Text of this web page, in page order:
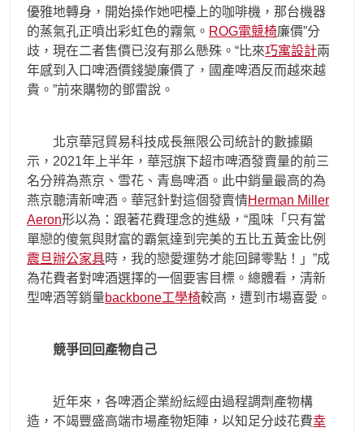
優雅地轉身，開始操作她吧檯上的咖啡機，那台機器
的蒸氣孔正噴出彩虹色的霧氣。 ROG電競椅廉價”分
歧，現在二者售價已沒有那么懸殊。“比來巧寓設計兩
年感到入口啤酒價錢變廉價了，國產啤酒反而越來越
貴。”前來購物的鄧雷說。
北京華冠貿易科技成長無限公司統計的數據顯
示，2021年上半年，華冠旗下超市啤酒發賣量的前三
名分辨為燕京、雪花、青島啤酒。此中銷量最高的為
燕京聽清新啤酒。華冠針對這個發賣情Herman Miller
Aeron形以為：跟著花費理念的進級，“風味「只有當
單戀的傻氣與財富的霸氣達到完美的五比五黃金比例
震旦辦公家具時，我的戀愛運勢才能回歸零點！」”成
為花費者對啤酒選擇的一個要害目標。總體看，清新
型啤酒等銷量backbone工學椅較高，遭到市場喜愛。
競爭回回產物自己
近年來，各啤酒企業紛紜經由過程調劑產物構
造，不竭豐盛高端市場產物矩陣，以知足分歧花費幸